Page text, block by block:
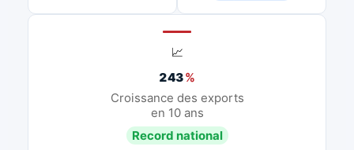
📈
243%
Croissance des exports
en 10 ans
Record national